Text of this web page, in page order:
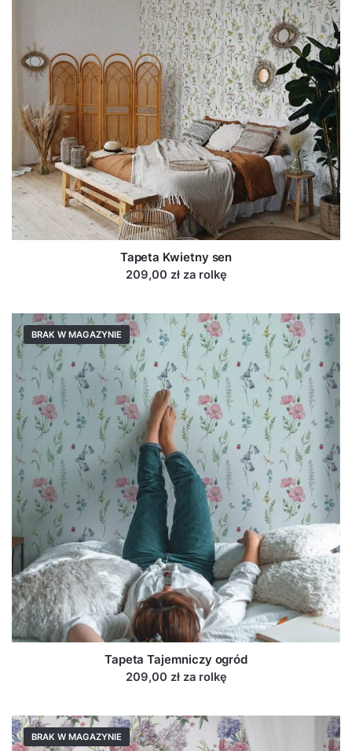
Tapeta Kwietny sen
209,00 zł za rolkę
BRAK W MAGAZYNIE
Tapeta Tajemniczy ogród
209,00 zł za rolkę
BRAK W MAGAZYNIE